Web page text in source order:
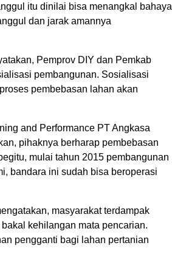
itu dinilai bisa menangkal bahaya
dan jarak amannya
Pemprov DIY dan Pemkab
pembangunan. Sosialisasi
pembebasan lahan akan
and Performance PT Angkasa
pihaknya berharap pembebasan
mulai tahun 2015 pembangunan
bandara ini sudah bisa beroperasi
masyarakat terdampak
kehilangan mata pencarian.
pengganti bagi lahan pertanian